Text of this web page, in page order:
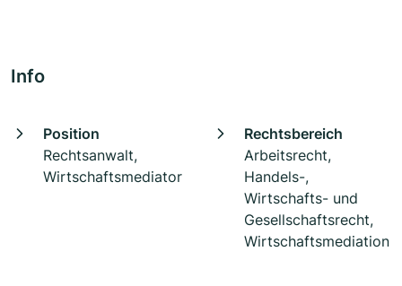
Info
Position
Rechtsanwalt,
Wirtschaftsmediator
Rechtsbereich
Arbeitsrecht,
Handels-,
Wirtschafts- und
Gesellschaftsrecht,
Wirtschaftsmediation